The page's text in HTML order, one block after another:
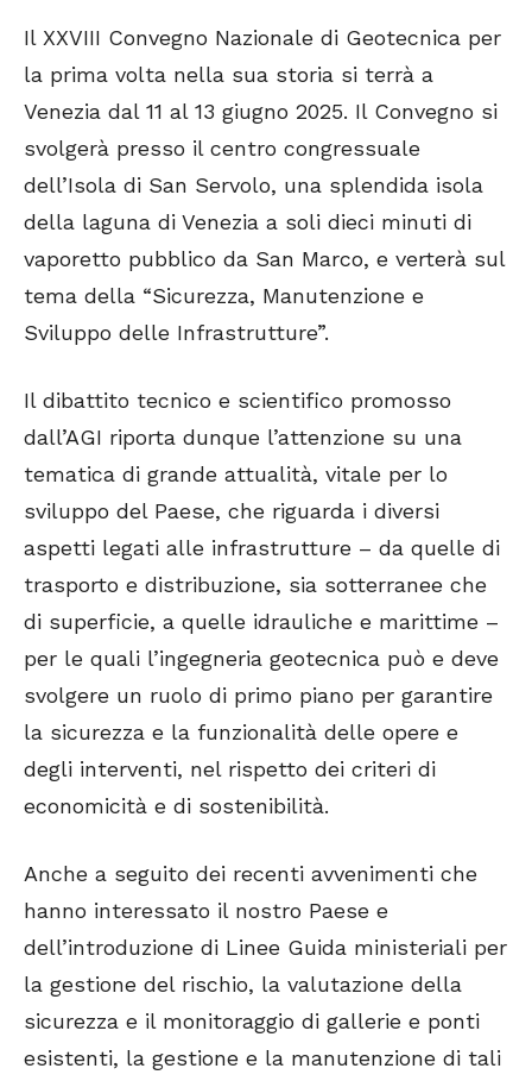
Il XXVIII Convegno Nazionale di Geotecnica per
la prima volta nella sua storia si terrà a
Venezia dal 11 al 13 giugno 2025. Il Convegno si
svolgerà presso il centro congressuale
dell’Isola di San Servolo, una splendida isola
della laguna di Venezia a soli dieci minuti di
vaporetto pubblico da San Marco, e verterà sul
tema della “Sicurezza, Manutenzione e
Sviluppo delle Infrastrutture”.
Il dibattito tecnico e scientifico promosso
dall’AGI riporta dunque l’attenzione su una
tematica di grande attualità, vitale per lo
sviluppo del Paese, che riguarda i diversi
aspetti legati alle infrastrutture – da quelle di
trasporto e distribuzione, sia sotterranee che
di superficie, a quelle idrauliche e marittime –
per le quali l’ingegneria geotecnica può e deve
svolgere un ruolo di primo piano per garantire
la sicurezza e la funzionalità delle opere e
degli interventi, nel rispetto dei criteri di
economicità e di sostenibilità.
Anche a seguito dei recenti avvenimenti che
hanno interessato il nostro Paese e
dell’introduzione di Linee Guida ministeriali per
la gestione del rischio, la valutazione della
sicurezza e il monitoraggio di gallerie e ponti
esistenti, la gestione e la manutenzione di tali